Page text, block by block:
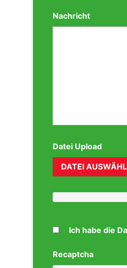
Nachricht
Datei Upload
DATEI
Ich habe die
Recaptcha